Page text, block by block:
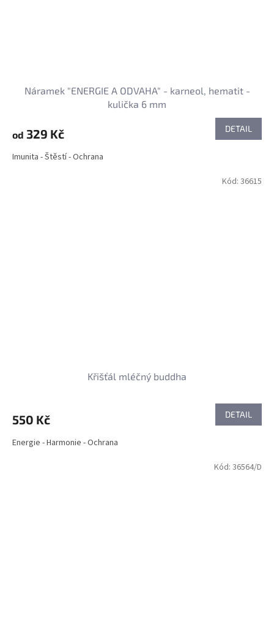
Náramek "ENERGIE A ODVAHA" - karneol, hematit -
kulička 6 mm
od 329 Kč DETAIL
Imunita - Štěstí - Ochrana
Křišťál mléčný buddha
550 Kč DETAIL
Energie - Harmonie - Ochrana
Kód: 36615
Kód: 36564/D